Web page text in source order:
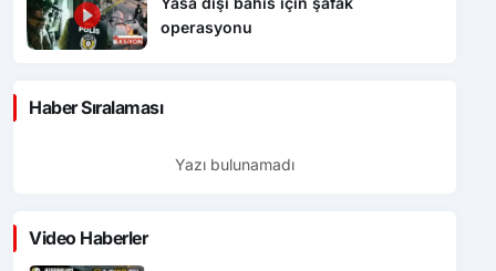
operasyonu
Haber Sıralaması
Yazı bulunamadı
Video Haberler